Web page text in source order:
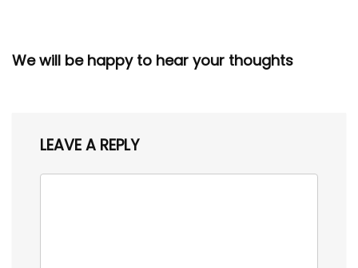
We will be happy to hear your thoughts
LEAVE A REPLY